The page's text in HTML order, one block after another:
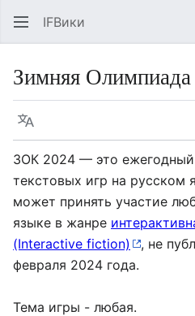
IFВики
Зимняя
Язык
ЗОК 2024 — это
текстовых игр на русском
может принять участие
языке в жанре
(Interactive fiction)
, не
февраля 2024 года.
Тема игры - любая.